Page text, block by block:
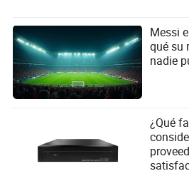
Messi
qué su
nadie
¿Qué